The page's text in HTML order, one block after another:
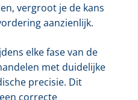
vergroot je de kans
aanzienlijk.
elke fase van de
met duidelijke
precisie. Dit
correcte